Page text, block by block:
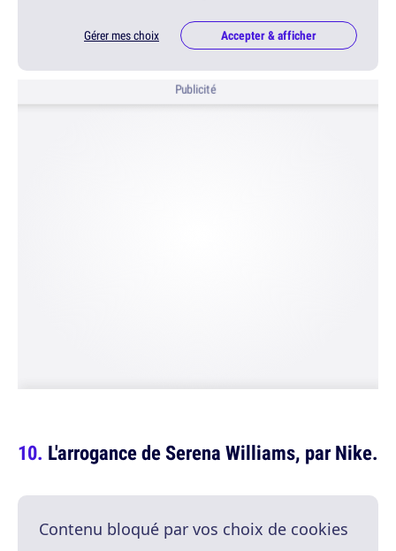
Gérer mes choix Accepter & afficher
Publicité
L'arrogance de Serena Williams, par Nike.
Contenu bloqué par vos choix de cookies